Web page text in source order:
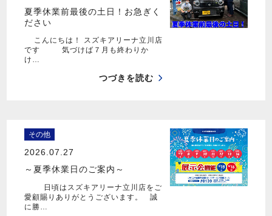
夏季休業前最後の土日！お急ぎく
ださい
こんにちは！ スズキアリーナ立川店
です 気づけば７月も終わりか
け…
つづきを読む
その他
2026.07.27
～夏季休業日のご案内～
日頃はスズキアリーナ立川店をご
愛顧賜りありがとうございます。 誠
に勝…